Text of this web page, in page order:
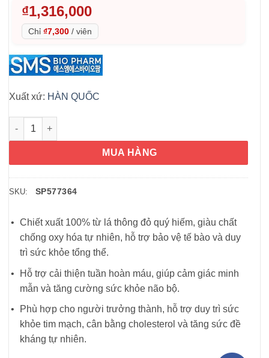
₫1,316,000
Chỉ ₫7,300 / viên
Xuất xứ: HÀN QUỐC
Tinh dầu thông đỏ SMS Bio Pharm CheongSongWon 180 viên
MUA HÀNG
SKU: SP577364
Chiết xuất 100% từ lá thông đỏ quý hiếm, giàu chất
chống oxy hóa tự nhiên, hỗ trợ bảo vệ tế bào và duy
trì sức khỏe tổng thể.
Hỗ trợ cải thiện tuần hoàn máu, giúp cảm giác minh
mẫn và tăng cường sức khỏe não bộ.
Phù hợp cho người trưởng thành, hỗ trợ duy trì sức
khỏe tim mạch, cân bằng cholesterol và tăng sức đề
kháng tự nhiên.